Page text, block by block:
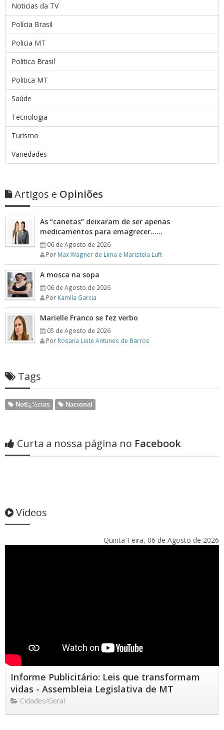
Noticias da TV
Polícia Brasil
Policia MT
Politica Brasil
Politica MT
Saúde
Tecnologia
Turismo
Variedades
Artigos e Opiniões
As “canetas” deixaram de ser apenas
medicamentos para emagrecer……
06 de Agosto de 2026
Por Max Wagner de Lima e Maristela Luft
A mosca na sopa
06 de Agosto de 2026
Por Kamila Garcia
Marielle Franco se fez verbo
05 de Agosto de 2026
Por Rosana Leite Antunes de Barros
Tags
Notï¿½cias Nacional
Curta a nossa página no Facebook
Vídeos
Quinta-Feira, 06 de Agosto de 2026
Informe Publicitário: Leis que transformam
vidas - Assembleia Legislativa de MT
Cidades/Geral